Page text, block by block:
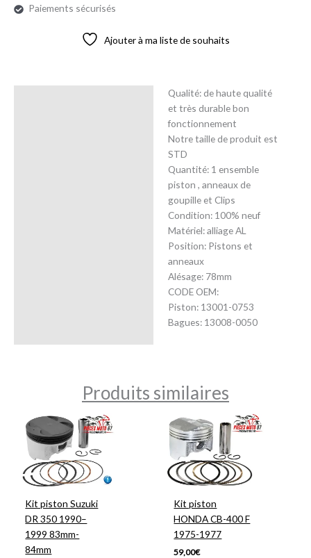
Paiements sécurisés
Ajouter à ma liste de souhaits
Qualité: de haute qualité
et très durable bon
fonctionnement
Notre taille de produit est
STD
Quantité: 1 ensemble
piston , anneaux de
goupille et Clips
Condition: 100% neuf
Matériel: alliage AL
Position: Pistons et
anneaux
Alésage: 78mm
CODE OEM:
Piston: 13001-0753
Bagues: 13008-0050
Produits similaires
Kit piston Suzuki
DR 350 1990–
1999 83mm-
84mm
Kit piston
HONDA CB-400 F
1975-1977
59,00€